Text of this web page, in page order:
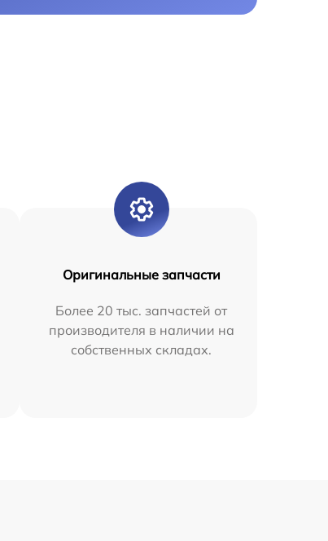
Оригинальные запчасти
Более 20 тыс. запчастей от
производителя в наличии на
собственных складах.